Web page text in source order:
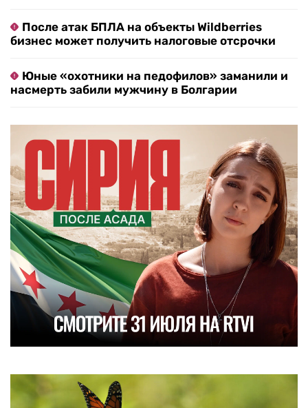
После атак БПЛА на объекты Wildberries
бизнес может получить налоговые отсрочки
Юные «охотники на педофилов» заманили и
насмерть забили мужчину в Болгарии